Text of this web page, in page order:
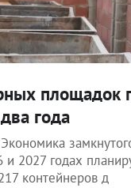
площадок
года
2027 годах
контейнеров д